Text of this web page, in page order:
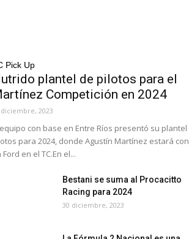
Pick Up
plantel de pilotos para el
Competición en 2024
2023
con base en Entre Ríos presentó su plantel
para 2024, donde Agustín Martínez estará con
Ford en el TC.En el...
Bestani se suma al Procacitto
Racing para 2024
30 diciembre, 2023